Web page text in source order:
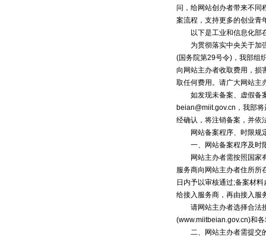
问，给网站创办者带来不同
案流程，支持更多的创业青
以下是工业和信息化部
为贯彻落实中央关于加强
(国务院第29号令)，我部组
向网站主办者收取费用，损
取任何费用。请广大网站主
如发现未备案、虚假备案
beian@miit.gov.cn ，我部
经确认，将注销备案，并依
网站备案程序、时限规定
一、网站备案程序及时
网站主办者需按照国家有
服务商向网站主办者住所所
日内予以审核通过;备案材
给接入服务商，再由接入服
请网站主办者选择合法接
(www.miitbeian.gov.cn)和
二、网站主办者需提交